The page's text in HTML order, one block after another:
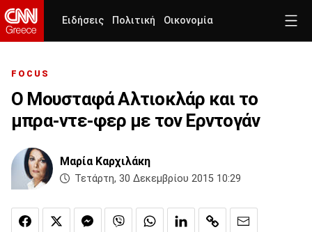
Ειδήσεις Πολιτική Οικονομία
FOCUS
Ο Μουσταφά Αλτιοκλάρ και το
μπρα-ντε-φερ με τον Ερντογάν
Μαρία Καρχιλάκη
Τετάρτη, 30 Δεκεμβρίου 2015 10:29